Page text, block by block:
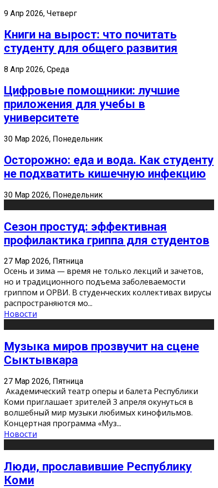
9 Апр 2026, Четверг
Книги на вырост: что почитать
студенту для общего развития
8 Апр 2026, Среда
Цифровые помощники: лучшие
приложения для учебы в
университете
30 Мар 2026, Понедельник
Осторожно: еда и вода. Как студенту
не подхватить кишечную инфекцию
30 Мар 2026, Понедельник
Сезон простуд: эффективная
профилактика гриппа для студентов
27 Мар 2026, Пятница
Осень и зима — время не только лекций и зачетов,
но и традиционного подъема заболеваемости
гриппом и ОРВИ. В студенческих коллективах вирусы
распространяются мо...
Новости
Музыка миров прозвучит на сцене
Сыктывкара
27 Мар 2026, Пятница
Академический театр оперы и балета Республики
Коми приглашает зрителей 3 апреля окунуться в
волшебный мир музыки любимых кинофильмов.
Концертная программа «Муз...
Новости
Люди, прославившие Республику
Коми